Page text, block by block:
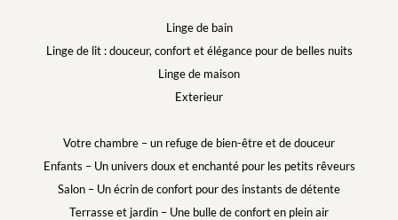
Linge de bain
Linge de lit : douceur, confort et élégance pour de belles nuits
Linge de maison
Exterieur
Votre chambre – un refuge de bien-être et de douceur
Enfants – Un univers doux et enchanté pour les petits rêveurs
Salon – Un écrin de confort pour des instants de détente
Terrasse et jardin – Une bulle de confort en plein air